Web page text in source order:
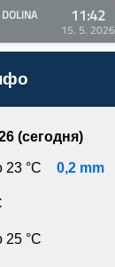
11:42
15. 5. 2026
(сегодня)
23 °C 0,2 mm
25 °C